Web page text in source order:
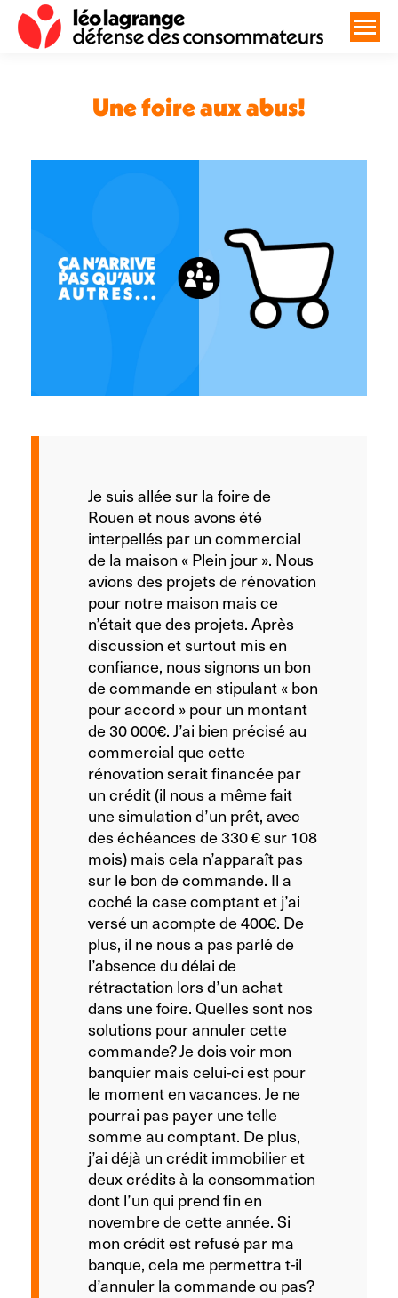
Une foire aux abus!
Je suis allée sur la foire de
Rouen et nous avons été
interpellés par un commercial
de la maison « Plein jour ». Nous
avions des projets de rénovation
pour notre maison mais ce
n’était que des projets. Après
discussion et surtout mis en
confiance, nous signons un bon
de commande en stipulant « bon
pour accord » pour un montant
de 30 000€. J’ai bien précisé au
commercial que cette
rénovation serait financée par
un crédit (il nous a même fait
une simulation d’un prêt, avec
des échéances de 330 € sur 108
mois) mais cela n’apparaît pas
sur le bon de commande. Il a
coché la case comptant et j’ai
versé un acompte de 400€. De
plus, il ne nous a pas parlé de
l’absence du délai de
rétractation lors d’un achat
dans une foire. Quelles sont nos
solutions pour annuler cette
commande? Je dois voir mon
banquier mais celui-ci est pour
le moment en vacances. Je ne
pourrai pas payer une telle
somme au comptant. De plus,
j’ai déjà un crédit immobilier et
deux crédits à la consommation
dont l’un qui prend fin en
novembre de cette année.Si
mon crédit est refusé par ma
banque, cela me permettra t-il
d’annuler la commande ou pas?